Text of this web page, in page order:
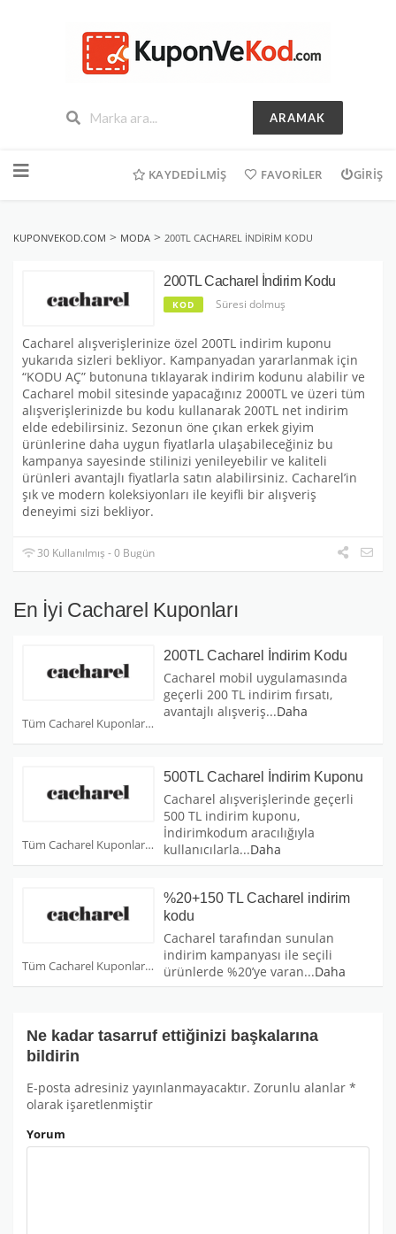
ARAMAK
geç
KAYDEDILMIŞ FAVORILER GIRIŞ
KUPONVEKOD.COM > MODA > 200TL CACHAREL İNDIRIM KODU
200TL Cacharel İndirim Kodu
KOD Süresi dolmuş
Cacharel alışverişlerinize özel 200TL indirim kuponu
yukarıda sizleri bekliyor. Kampanyadan yararlanmak için
“KODU AÇ” butonuna tıklayarak indirim kodunu alabilir ve
Cacharel mobil sitesinde yapacağınız 2000TL ve üzeri tüm
alışverişlerinizde bu kodu kullanarak 200TL net indirim
elde edebilirsiniz. Sezonun öne çıkan erkek giyim
ürünlerine daha uygun fiyatlarla ulaşabileceğiniz bu
kampanya sayesinde stilinizi yenileyebilir ve kaliteli
ürünleri avantajlı fiyatlarla satın alabilirsiniz. Cacharel’in
şık ve modern koleksiyonları ile keyifli bir alışveriş
deneyimi sizi bekliyor.
30 Kullanılmış - 0 Bugün
En İyi Cacharel Kuponları
Tüm Cacharel Kuponları
200TL Cacharel İndirim Kodu
Cacharel mobil uygulamasında
geçerli 200 TL indirim fırsatı,
avantajlı alışveriş...Daha
Tüm Cacharel Kuponları
500TL Cacharel İndirim Kuponu
Cacharel alışverişlerinde geçerli
500 TL indirim kuponu,
İndirimkodum aracılığıyla
kullanıcılarla...Daha
Tüm Cacharel Kuponları
%20+150 TL Cacharel indirim
kodu
Cacharel tarafından sunulan
indirim kampanyası ile seçili
ürünlerde %20’ye varan...Daha
Ne kadar tasarruf ettiğinizi başkalarına
bildirin
E-posta adresiniz yayınlanmayacaktır. Zorunlu alanlar *
olarak işaretlenmiştir
Yorum